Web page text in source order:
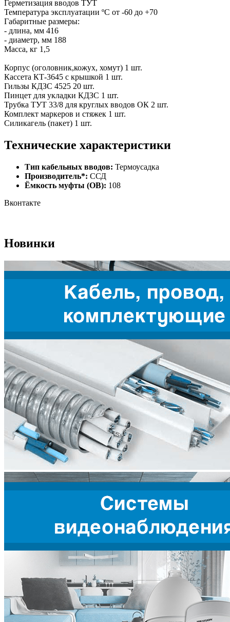
Герметизация вводов ТУТ
Температура эксплуатации ºС от -60 до +70
Габаритные размеры:
- длина, мм 416
- диаметр, мм 188
Масса, кг 1,5
Корпус (оголовник,кожух, хомут) 1 шт.
Кассета КТ-3645 с крышкой 1 шт.
Гильзы КДЗС 4525 20 шт.
Пинцет для укладки КДЗС 1 шт.
Трубка ТУТ 33/8 для круглых вводов ОК 2 шт.
Комплект маркеров и стяжек 1 шт.
Силикагель (пакет) 1 шт.
Технические характеристики
Тип кабельных вводов: Термоусадка
Производитель*: ССД
Ёмкость муфты (ОВ): 108
Вконтакте
Новинки